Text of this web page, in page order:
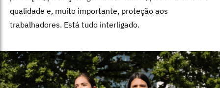
qualidade e, muito importante, proteção aos
trabalhadores. Está tudo interligado.